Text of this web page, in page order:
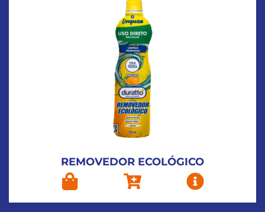
REMOVEDOR ECOLÓGICO